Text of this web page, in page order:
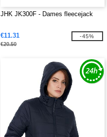
JHK JK300F - Dames fleecejack
€11.31
€20.50
-45%